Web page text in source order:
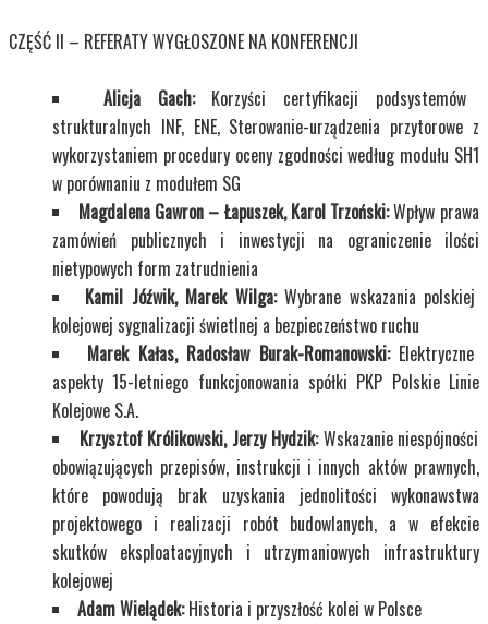
CZĘŚĆ II – REFERATY WYGŁOSZONE NA KONFERENCJI
Alicja Gach: Korzyści certyfikacji podsystemów
strukturalnych INF, ENE, Sterowanie-urządzenia przytorowe z
wykorzystaniem procedury oceny zgodności według modułu SH1
w porównaniu z modułem SG
Magdalena Gawron – Łapuszek, Karol Trzoński:Wpływ prawa
zamówień publicznych i inwestycji na ograniczenie ilości
nietypowych form zatrudnienia
Kamil Jóźwik, Marek Wilga:Wybrane wskazania polskiej
kolejowej sygnalizacji świetlnej a bezpieczeństwo ruchu
Marek Kałas, Radosław Burak-Romanowski: Elektryczne
aspekty 15-letniego funkcjonowania spółki PKP Polskie Linie
Kolejowe S.A.
Krzysztof Królikowski, Jerzy Hydzik:Wskazanie niespójności
obowiązujących przepisów, instrukcji i innych aktów prawnych,
które powodują brak uzyskania jednolitości wykonawstwa
projektowego i realizacji robót budowlanych, a w efekcie
skutków eksploatacyjnych i utrzymaniowych infrastruktury
kolejowej
Adam Wielądek:Historia i przyszłość kolei w Polsce